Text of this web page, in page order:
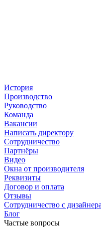
История
Производство
Руководство
Команда
Вакансии
Написать директору
Сотрудничество
Партнёры
Видео
Окна от производителя
Реквизиты
Договор и оплата
Отзывы
Сотрудничество с
Блог
Частые вопросы